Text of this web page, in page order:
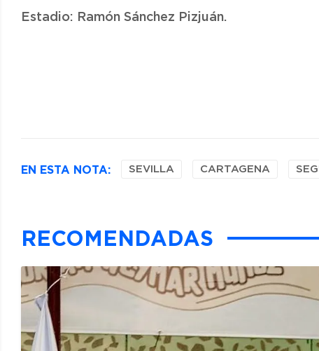
Estadio: Ramón Sánchez Pizjuán.
EN ESTA NOTA: SEVILLA CARTAGENA
RECOMENDADAS